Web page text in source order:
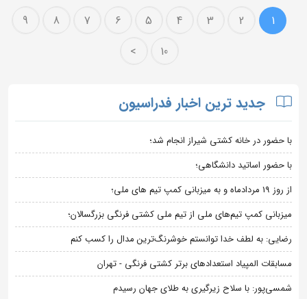
1
2
3
4
5
6
7
8
9
10
>
جدید ترین اخبار فدراسیون
با حضور در خانه کشتی شیراز انجام شد؛
با حضور اساتید دانشگاهی؛
از روز 19 مردادماه و به میزبانی کمپ تیم های ملی؛
میزبانی کمپ تیم‌های ملی از تیم ملی کشتی فرنگی بزرگسالان؛
رضایی: به لطف خدا توانستم خوشرنگ‌ترین مدال را کسب کنم
مسابقات المپیاد استعدادهای برتر کشتی فرنگی - تهران
شمسی‌پور: با سلاح زیرگیری به طلای جهان رسیدم